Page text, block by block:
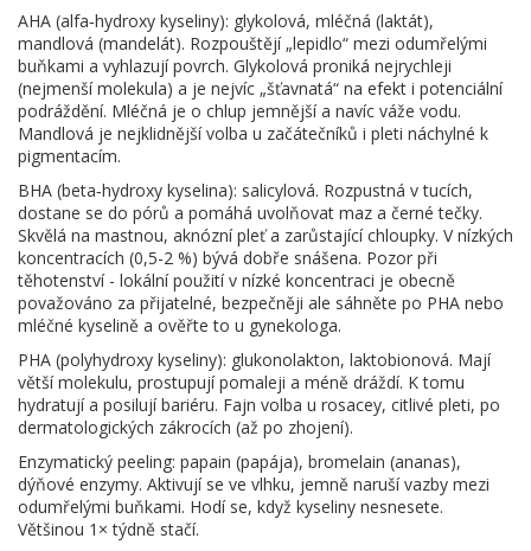
AHA (alfa‑hydroxy kyseliny): glykolová, mléčná (laktát),
mandlová (mandelát). Rozpouštějí „lepidlo“ mezi odumřelými
buňkami a vyhlazují povrch. Glykolová proniká nejrychleji
(nejmenší molekula) a je nejvíc „šťavnatá“ na efekt i potenciální
podráždění. Mléčná je o chlup jemnější a navíc váže vodu.
Mandlová je nejklidnější volba u začátečníků i pleti náchylné k
pigmentacím.
BHA (beta‑hydroxy kyselina): salicylová. Rozpustná v tucích,
dostane se do pórů a pomáhá uvolňovat maz a černé tečky.
Skvělá na mastnou, aknózní pleť a zarůstající chloupky. V nízkých
koncentracích (0,5-2 %) bývá dobře snášena. Pozor při
těhotenství - lokální použití v nízké koncentraci je obecně
považováno za přijatelné, bezpečněji ale sáhněte po PHA nebo
mléčné kyselině a ověřte to u gynekologa.
PHA (polyhydroxy kyseliny): glukonolakton, laktobionová. Mají
větší molekulu, prostupují pomaleji a méně dráždí. K tomu
hydratují a posilují bariéru. Fajn volba u rosacey, citlivé pleti, po
dermatologických zákrocích (až po zhojení).
Enzymatický peeling: papain (papája), bromelain (ananas),
dýňové enzymy. Aktivují se ve vlhku, jemně naruší vazby mezi
odumřelými buňkami. Hodí se, když kyseliny nesnesete.
Většinou 1× týdně stačí.